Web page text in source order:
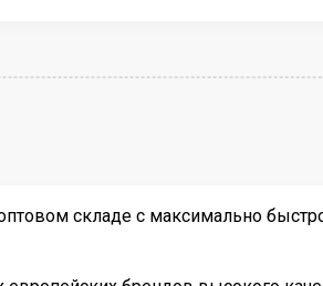
складе с максимально